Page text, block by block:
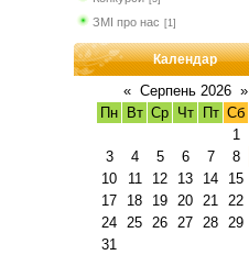
ЗМІ про нас [1]
Календар
« Серпень 2026 »
Пн
Вт Ср Чт Пт Сб
1
3
4 5 6 7 8
10
11 12 13 14 15
17
18 19 20 21 22
24 25 26 27 28 29
31